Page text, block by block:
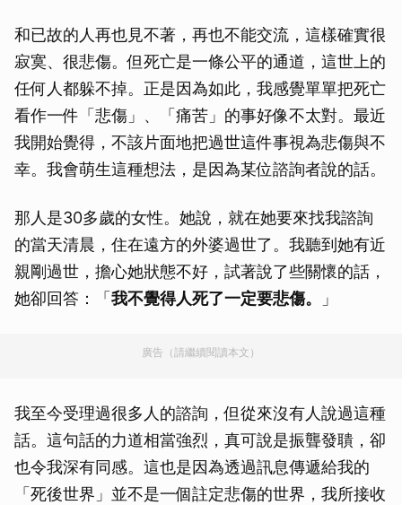
和已故的人再也見不著，再也不能交流，這樣確實很
寂寞、很悲傷。但死亡是一條公平的通道，這世上的
任何人都躲不掉。正是因為如此，我感覺單單把死亡
看作一件「悲傷」、「痛苦」的事好像不太對。最近
我開始覺得，不該片面地把過世這件事視為悲傷與不
幸。我會萌生這種想法，是因為某位諮詢者說的話。
那人是30多歲的女性。她說，就在她要來找我諮詢
的當天清晨，住在遠方的外婆過世了。我聽到她有近
親剛過世，擔心她狀態不好，試著說了些關懷的話，
她卻回答：「 我不覺得人死了一定要悲傷。 」
廣告（請繼續閱讀本文）
我至今受理過很多人的諮詢，但從來沒有人說過這種
話。這句話的力道相當強烈，真可說是振聾發聵，卻
也令我深有同感。這也是因為透過訊息傳遞給我的
「死後世界」並不是一個註定悲傷的世界，我所接收